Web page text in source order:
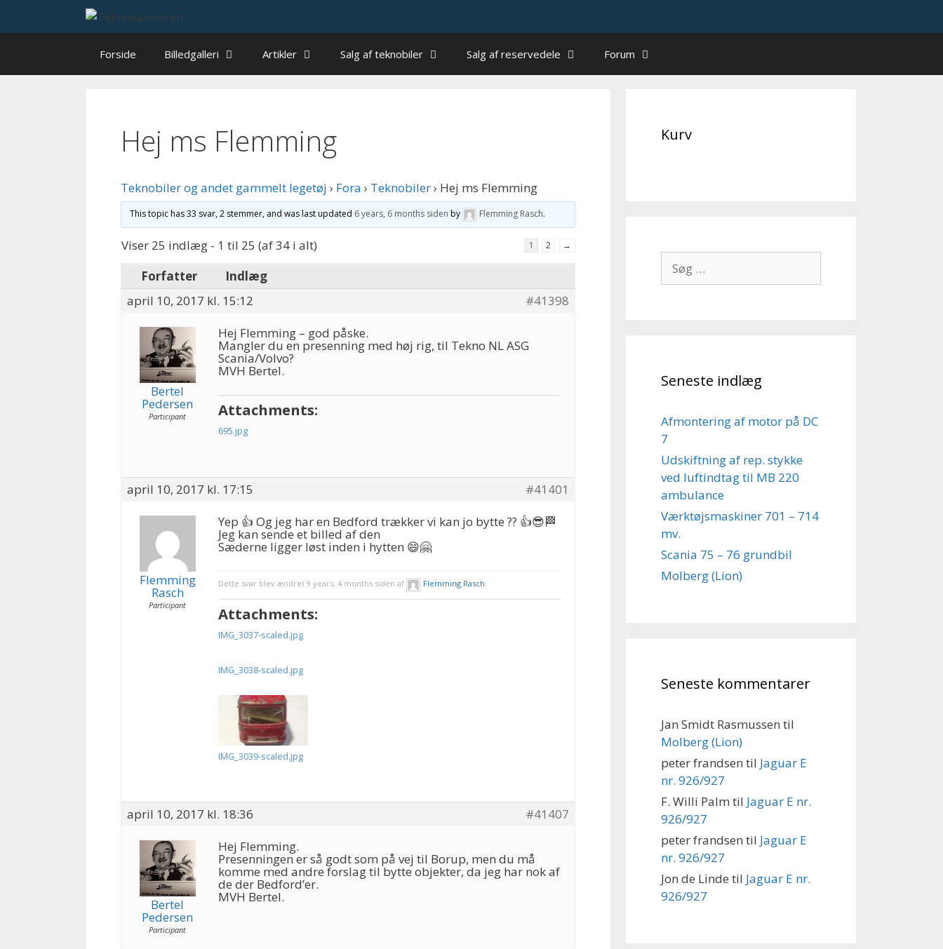
Forside Billedgalleri Artikler Salg af teknobiler Salg af reservedele Forum
Hej ms Flemming
Teknobiler og andet gammelt legetøj › Fora › Teknobiler› Hej ms Flemming
This topic has 33 svar, 2 stemmer, and was last updated 6 years, 6 months siden by Flemming Rasch.
Viser 25 indlæg - 1 til 25 (af 34 i alt) 1 2 →
Forfatter
Indlæg
april 10, 2017 kl. 15:12
#41398
Bertel
Pedersen
Participant
Hej Flemming – god påske.
Mangler du en presenning med høj rig, til Tekno NL ASG
Scania/Volvo?
MVH Bertel.
Attachments:
695.jpg
april 10, 2017 kl. 17:15 #41401
Flemming
Rasch
Participant
Yep 👍 Og jeg har en Bedford trækker vi kan jo bytte ?? 👍😎🏁
Jeg kan sende et billed af den
Sæderne ligger løst inden i hytten 😄🤗
Dette svar blev ændret 9 years, 4 months siden af Flemming Rasch.
Attachments:
IMG_3037-scaled.jpg
IMG_3038-scaled.jpg
IMG_3039-scaled.jpg
april 10, 2017 kl. 18:36 #41407
Bertel
Pedersen
Participant
Hej Flemming.
Presenningen er så godt som på vej til Borup, men du må
komme med andre forslag til bytte objekter, da jeg har nok af
de der Bedford’er.
MVH Bertel.
Kurv
efter:
Seneste indlæg
Afmontering af motor på DC
7
Udskiftning af rep. stykke
ved luftindtag til MB 220
ambulance
Værktøjsmaskiner 701 – 714
mv.
Scania 75 – 76 grundbil
Molberg (Lion)
Seneste kommentarer
Jan Smidt Rasmussen til
Molberg (Lion)
peter frandsen til Jaguar E
nr. 926/927
F. Willi Palm til Jaguar E nr.
926/927
peter frandsen til Jaguar E
nr. 926/927
Jon de Linde til Jaguar E nr.
926/927